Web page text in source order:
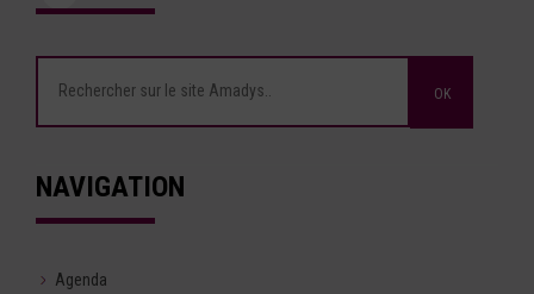
NAVIGATION
Agenda